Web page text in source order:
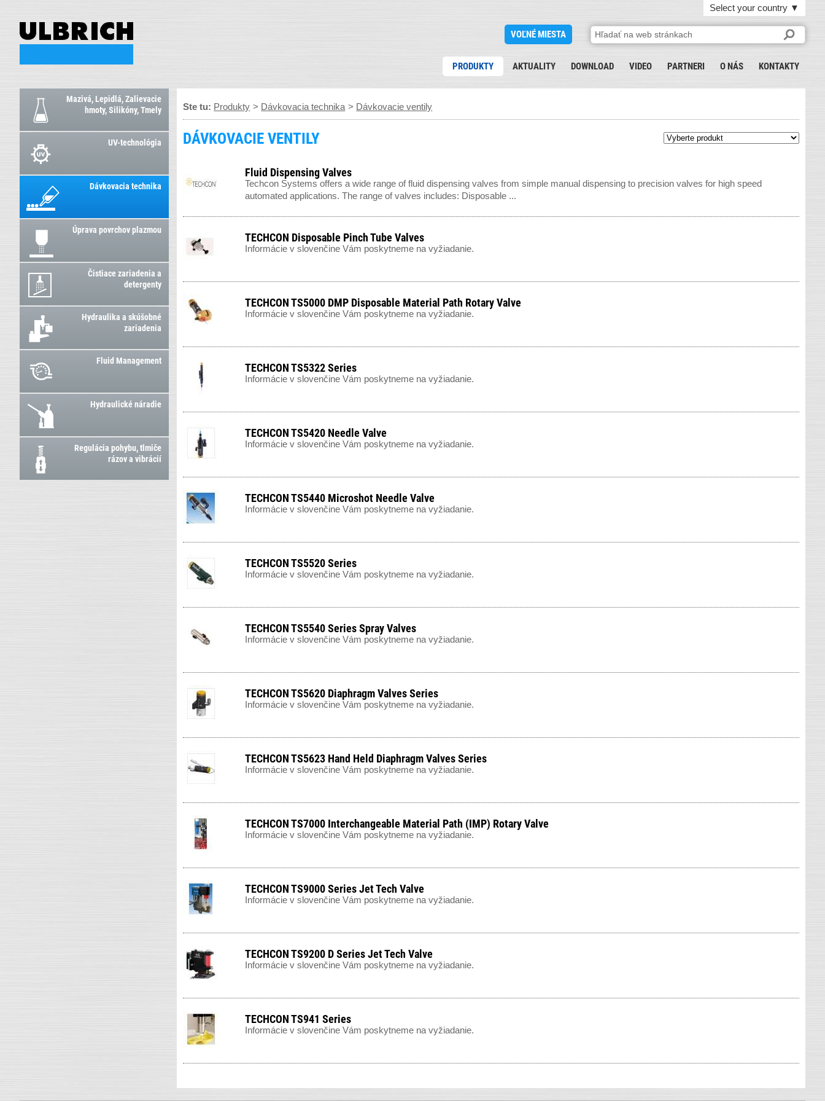
Select your country ▼
VOĽNÉ MIESTA
PRODUKTY AKTUALITY DOWNLOAD VIDEO PARTNERI O NÁS KONTAKTY
Mazivá, Lepidlá, Zalievacie
hmoty, Silikóny, Tmely
UV-technológia
Dávkovacia technika
Úprava povrchov plazmou
Čistiace zariadenia a
detergenty
Hydraulika a skúšobné
zariadenia
Fluid Management
Hydraulické náradie
Regulácia pohybu, tlmiče
rázov a vibrácií
Ste tu: Produkty > Dávkovacia technika > Dávkovacie ventily
DÁVKOVACIE VENTILY
Fluid Dispensing Valves
Techcon Systems offers a wide range of fluid dispensing valves from simple manual dispensing to precision valves for high speed
automated applications. The range of valves includes: Disposable ...
TECHCON Disposable Pinch Tube Valves
Informácie v slovenčine Vám poskytneme na vyžiadanie.
TECHCON TS5000 DMP Disposable Material Path Rotary Valve
Informácie v slovenčine Vám poskytneme na vyžiadanie.
TECHCON TS5322 Series
Informácie v slovenčine Vám poskytneme na vyžiadanie.
TECHCON TS5420 Needle Valve
Informácie v slovenčine Vám poskytneme na vyžiadanie.
TECHCON TS5440 Microshot Needle Valve
Informácie v slovenčine Vám poskytneme na vyžiadanie.
TECHCON TS5520 Series
Informácie v slovenčine Vám poskytneme na vyžiadanie.
TECHCON TS5540 Series Spray Valves
Informácie v slovenčine Vám poskytneme na vyžiadanie.
TECHCON TS5620 Diaphragm Valves Series
Informácie v slovenčine Vám poskytneme na vyžiadanie.
TECHCON TS5623 Hand Held Diaphragm Valves Series
Informácie v slovenčine Vám poskytneme na vyžiadanie.
TECHCON TS7000 Interchangeable Material Path (IMP) Rotary Valve
Informácie v slovenčine Vám poskytneme na vyžiadanie.
TECHCON TS9000 Series Jet Tech Valve
Informácie v slovenčine Vám poskytneme na vyžiadanie.
TECHCON TS9200 D Series Jet Tech Valve
Informácie v slovenčine Vám poskytneme na vyžiadanie.
TECHCON TS941 Series
Informácie v slovenčine Vám poskytneme na vyžiadanie.